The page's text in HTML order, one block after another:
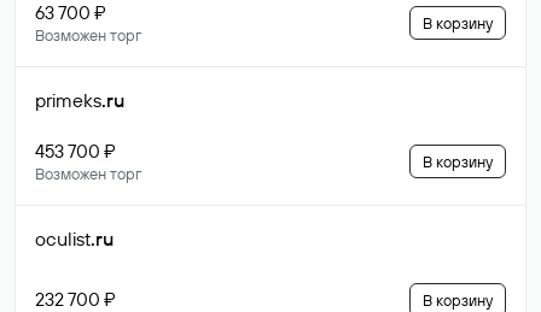
63 700 ₽
Возможен торг
В корзину
primeks.ru
453 700 ₽
Возможен торг
В корзину
oculist.ru
232 700 ₽ В корзину